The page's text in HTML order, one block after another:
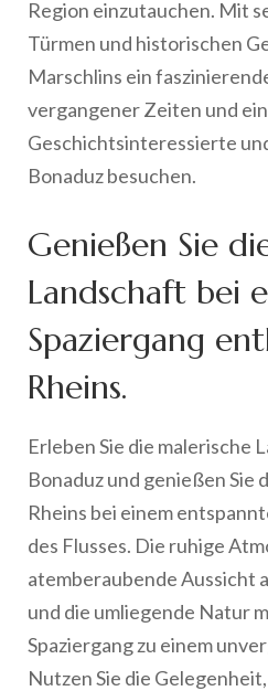
Region einzutauchen. Mit
Türmen und historischen
Marschlins ein
vergangener Zeiten und
Geschichtsinteressierte
Bonaduz besuchen.
Genießen Sie
Landschaft bei
Spaziergang
Rheins.
Erleben Sie die malerische
Bonaduz und genießen Sie
Rheins bei einem
des Flusses. Die ruhige
atemberaubende Aussicht
und die umliegende Natur
Spaziergang zu einem
Nutzen Sie die